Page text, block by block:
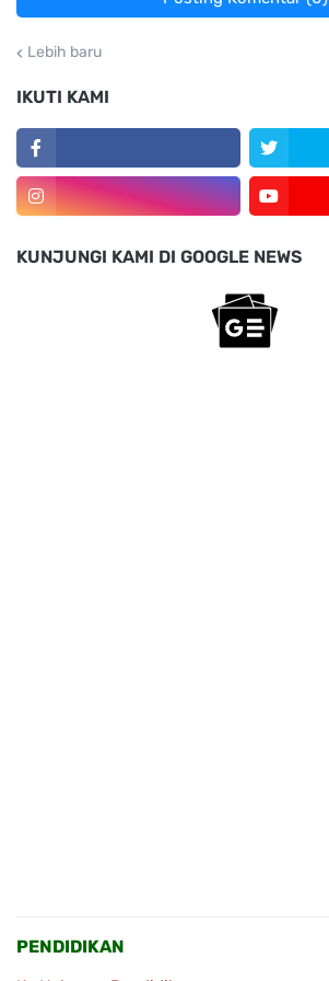
Lebih baru
IKUTI KAMI
KUNJUNGI KAMI DI GOOGLE NEWS
PENDIDIKAN